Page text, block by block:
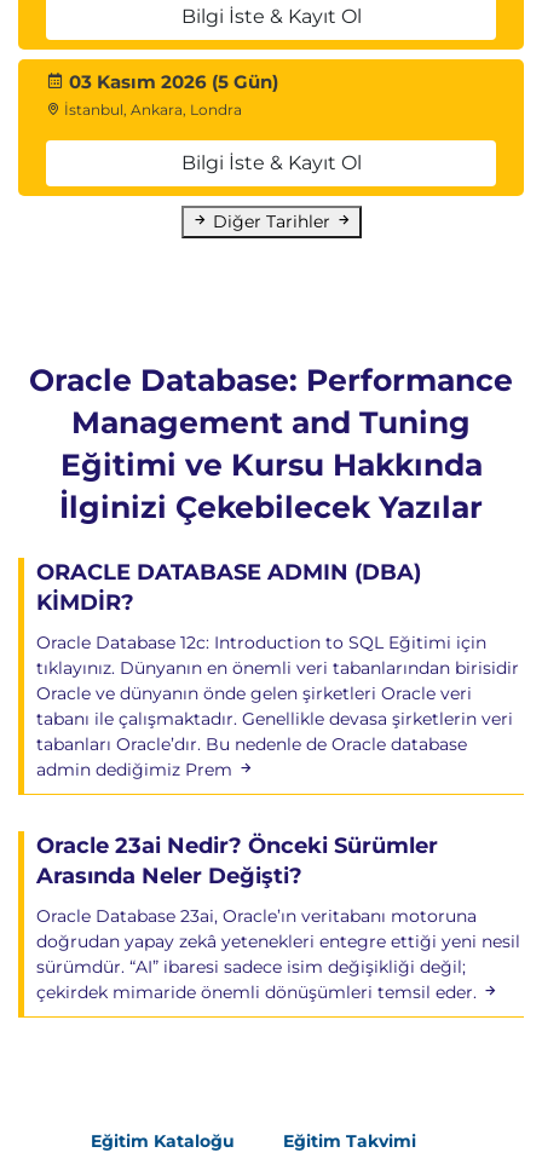
Bilgi İste & Kayıt Ol
03 Kasım 2026 (5 Gün)
İstanbul, Ankara, Londra
Bilgi İste & Kayıt Ol
Diğer Tarihler
Oracle Database: Performance
Management and Tuning
Eğitimi ve Kursu Hakkında
İlginizi Çekebilecek Yazılar
ORACLE DATABASE ADMIN (DBA)
KİMDİR?
Oracle Database 12c: Introduction to SQL Eğitimi için
tıklayınız. Dünyanın en önemli veri tabanlarından birisidir
Oracle ve dünyanın önde gelen şirketleri Oracle veri
tabanı ile çalışmaktadır. Genellikle devasa şirketlerin veri
tabanları Oracle’dır. Bu nedenle de Oracle database
admin dediğimiz Prem
Oracle 23ai Nedir? Önceki Sürümler
Arasında Neler Değişti?
Oracle Database 23ai, Oracle’ın veritabanı motoruna
doğrudan yapay zekâ yetenekleri entegre ettiği yeni nesil
sürümdür. “AI” ibaresi sadece isim değişikliği değil;
çekirdek mimaride önemli dönüşümleri temsil eder.
Eğitim Kataloğu Eğitim Takvimi